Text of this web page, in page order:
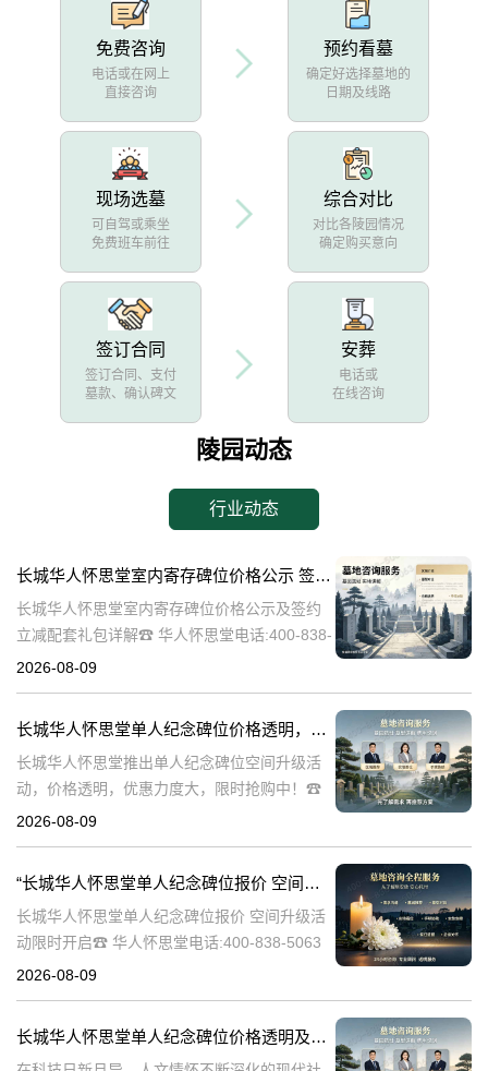
免费咨询
电话或在网上
直接咨询
预约看墓
确定好选择墓地的
日期及线路
现场选墓
可自驾或乘坐
免费班车前往
综合对比
对比各陵园情况
确定购买意向
签订合同
签订合同、支付
墓款、确认碑文
安葬
电话或
在线咨询
陵园动态
行业动态
长城华人怀思堂室内寄存碑位价格公示 签约立减配套礼包详解
长城华人怀思堂室内寄存碑位价格公示及签约
立减配套礼包详解☎ 华人怀思堂电话:400-838-
5063随着社会的发展和人们生活节奏的加快，
2026-08-09
长城华人怀思堂单人纪念碑位价格透明，空间升级活动限时开启：深度解析与优惠策略详解
长城华人怀思堂推出单人纪念碑位空间升级活
动，价格透明，优惠力度大，限时抢购中！☎
华人怀思堂电话:400-838-5063在快节奏的现代
2026-08-09
“长城华人怀思堂单人纪念碑位报价 空间升级活动限时开启”
长城华人怀思堂单人纪念碑位报价 空间升级活
动限时开启☎ 华人怀思堂电话:400-838-5063
在现代社会，人们对逝者的缅怀和纪念方式不
2026-08-09
长城华人怀思堂单人纪念碑位价格透明及空间升级活动限时开启详解